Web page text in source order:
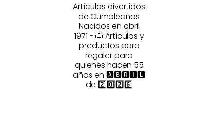
Artículos divertidos
de Cumpleaños
Nacidos en abril
1971 - 🎂 Artículos y
productos para
regalar para
quienes hacen 55
años en 🅰🅱🆁🅸🅻
de 2️⃣0️⃣2️⃣6️⃣